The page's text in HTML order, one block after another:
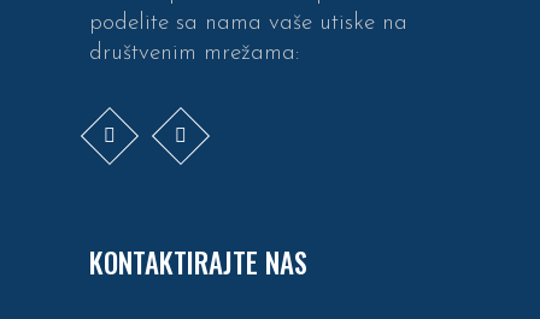
podelite sa nama vaše utiske na
društvenim mrežama:
KONTAKTIRAJTE NAS